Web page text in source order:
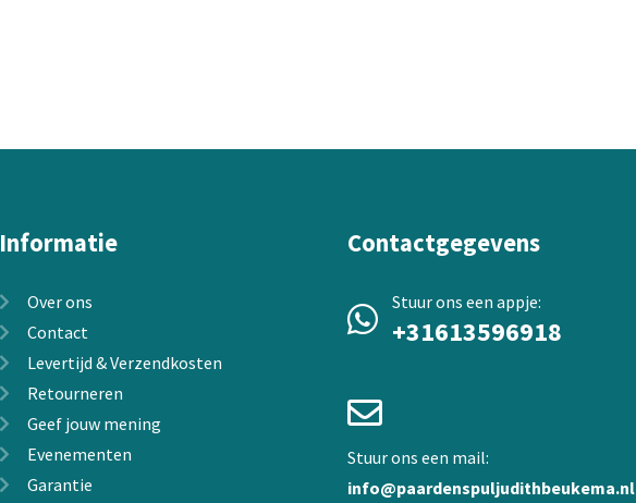
Informatie
Over ons
Contact
Levertijd & Verzendkosten
Retourneren
Geef jouw mening
Evenementen
Garantie
Contactgegevens
Stuur ons een appje:
+31613596918
Stuur ons een mail:
info@paardenspuljudithbeukema.nl